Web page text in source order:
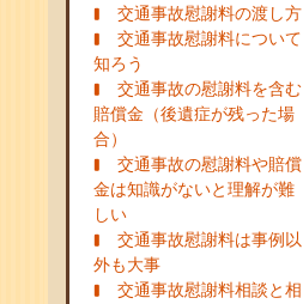
交通事故慰謝料の渡し方
交通事故慰謝料について
知ろう
交通事故の慰謝料を含む
賠償金（後遺症が残った場
合）
交通事故の慰謝料や賠償
金は知識がないと理解が難
しい
交通事故慰謝料は事例以
外も大事
交通事故慰謝料相談と相